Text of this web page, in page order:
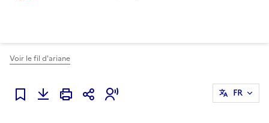
Voir le fil d'ariane
Ajouter à mes favoris
FR